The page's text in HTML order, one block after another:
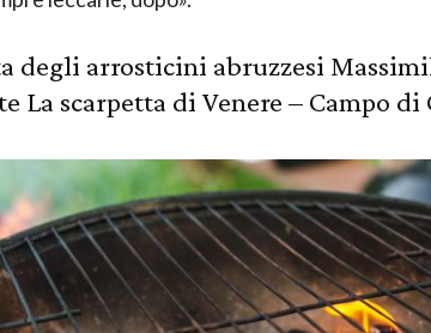
degli arrosticini abruzzesi
La scarpetta di Venere – Campo di